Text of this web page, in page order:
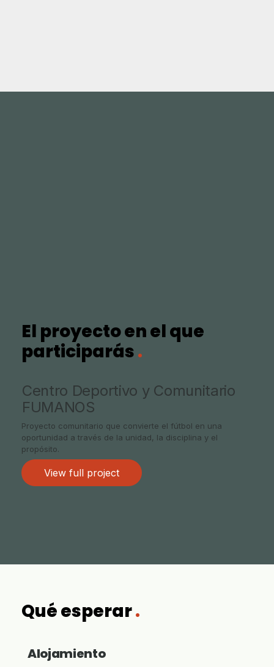
El proyecto en el que
participarás.
Centro Deportivo y Comunitario
FUMANOS
Proyecto comunitario que convierte el fútbol en una
oportunidad a través de la unidad, la disciplina y el
propósito.
View full project
Qué esperar.
Alojamiento